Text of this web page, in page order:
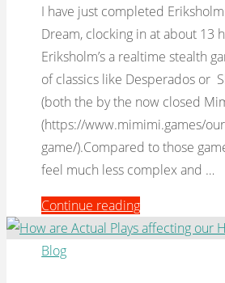
I have just completed
Dream, clocking in at about 13
Eriksholm’s a realtime stealth
of classics like Desperados or
(both the by the now closed
(https://www.mimimi.games/
game/).Compared to those
feel much less complex and …
Continue reading"Game
Review
Blog